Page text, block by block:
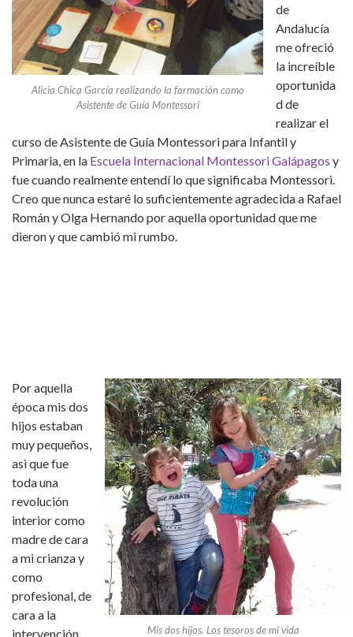
Alicia Chica García realizando la formación como
Asistente de Guía Montessori
de
Andalucía
me ofreció
la increíble
oportunida
d de
realizar el
curso de Asistente de Guía Montessori para Infantil y
Primaria, en la Escuela Internacional Montessori Galápagos y
fue cuando realmente entendí lo que significaba Montessori.
Creo que nunca estaré lo suficientemente agradecida a Rafael
Román y Olga Hernando por aquella oportunidad que me
dieron y que cambió mi rumbo.
Mis dos hijos. Los tesoros de mi vida
Por aquella
época mis dos
hijos estaban
muy pequeños,
asi que fue
toda una
revolución
interior como
madre de cara
a mi crianza y
como
profesional, de
cara a la
intervención